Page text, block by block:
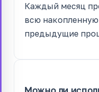
Каждый месяц
всю
предыдущие